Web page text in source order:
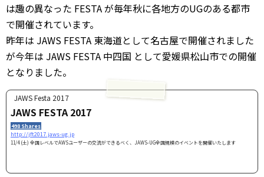
は趣の異なった FESTA が毎年秋に各地方のUGのある都市
で開催されています。
昨年は JAWS FESTA 東海道として名古屋で開催されました
が今年は JAWS FESTA 中四国 として愛媛県松山市での開催
となりました。
JAWS Festa 2017
JAWS FESTA 2017
498 Shares
http://jft2017.jaws-ug.jp
11/4 (土) 全国レベルでAWSユーザーの交流ができるべく、JAWS-UG全国規模のイベントを開催いたします